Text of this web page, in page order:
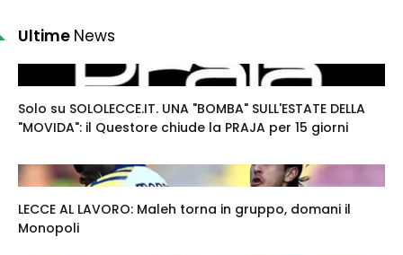
Ultime News
Solo su SOLOLECCE.IT. UNA "BOMBA" SULL'ESTATE DELLA
"MOVIDA": il Questore chiude la PRAJA per 15 giorni
LECCE AL LAVORO: Maleh torna in gruppo, domani il
Monopoli